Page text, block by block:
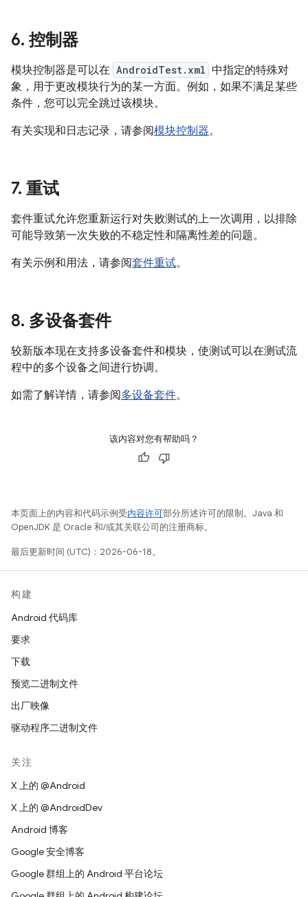
6. 控制器
模块控制器是可以在 AndroidTest.xml 中指定的特殊对
象，用于更改模块行为的某一方面。例如，如果不满足某些
条件，您可以完全跳过该模块。
有关实现和日志记录，请参阅模块控制器。
7. 重试
套件重试允许您重新运行对失败测试的上一次调用，以排除
可能导致第一次失败的不稳定性和隔离性差的问题。
有关示例和用法，请参阅套件重试。
8. 多设备套件
较新版本现在支持多设备套件和模块，使测试可以在测试流
程中的多个设备之间进行协调。
如需了解详情，请参阅多设备套件。
该内容对您有帮助吗？
本页面上的内容和代码示例受内容许可部分所述许可的限制。Java 和
OpenJDK 是 Oracle 和/或其关联公司的注册商标。
最后更新时间 (UTC)：2026-06-18。
构建
Android 代码库
要求
下载
预览二进制文件
出厂映像
驱动程序二进制文件
关注
X 上的 @Android
X 上的 @AndroidDev
Android 博客
Google 安全博客
Google 群组上的 Android 平台论坛